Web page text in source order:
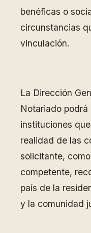
benéficas o
circunstancias
vinculación.
La Dirección
Notariado podrá
instituciones
realidad de las
solicitante,
competente,
país de la
y la comunidad